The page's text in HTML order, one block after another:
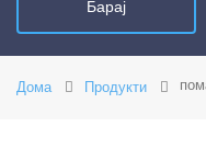
Дома Продукти